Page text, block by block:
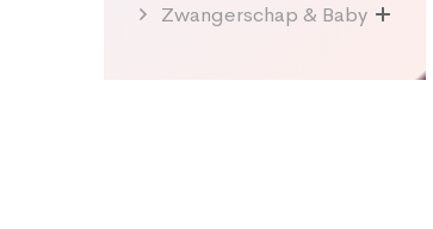
Zwangerschap & Baby